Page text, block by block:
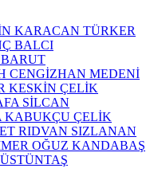
KARACAN TÜRKER
BALCI
CENGİZHAN MEDENİ
KESKİN ÇELİK
SİLCAN
KABUKÇU ÇELİK
RIDVAN SIZLANAN
OĞUZ KANDABAŞ